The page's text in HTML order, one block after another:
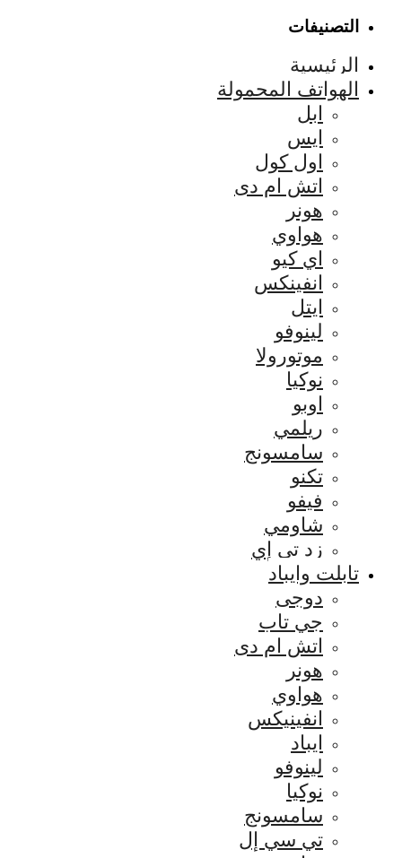
التصنيفات
الرئيسية
الهواتف المحمولة
ابل
ايس
اول كول
اتش ام دى
هونر
هواوي
اي كيو
انفينكس
ايتل
لينوفو
موتورولا
نوكيا
اوبو
ريلمي
سامسونج
تكنو
فيفو
شاومي
زد تي إي
تابلت وايباد
دوجى
جي تاب
اتش ام دى
هونر
هواوي
انفينيكس
ايباد
لينوفو
نوكيا
سامسونج
تي سي إل